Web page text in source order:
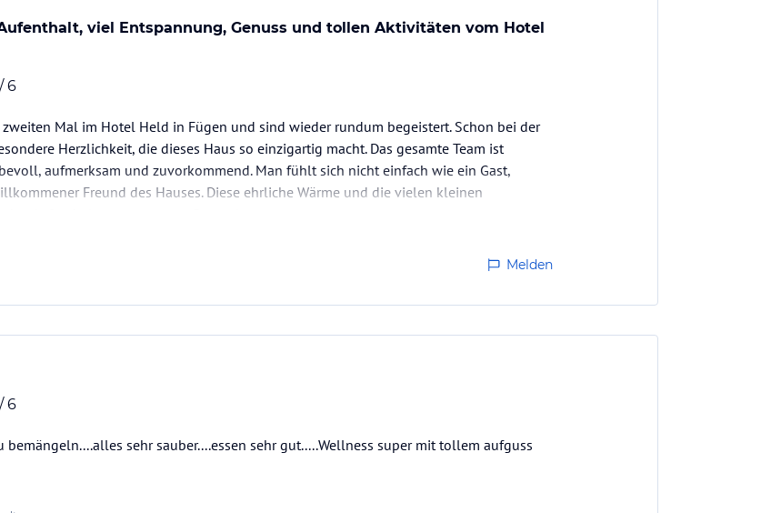
und Wetter richtet. Ob Yoga,
Geschmack ist etwas dabei!
dass Körper und Geist in Einklang
Zügen genießen.
Alle Angaben ohne
verbindlichen
viel Entspannung, Genuss und tollen Aktivitäten vom Hotel
/ 6
Mal im Hotel Held in Fügen und sind wieder rundum begeistert. Schon bei der
Herzlichkeit, die dieses Haus so einzigartig macht. Das gesamte Team ist
aufmerksam und zuvorkommend. Man fühlt sich nicht einfach wie ein Gast,
Freund des Hauses. Diese ehrliche Wärme und die vielen kleinen
Melden
/ 6
bemängeln....alles sehr sauber....essen sehr gut.....Wellness super mit tollem aufguss